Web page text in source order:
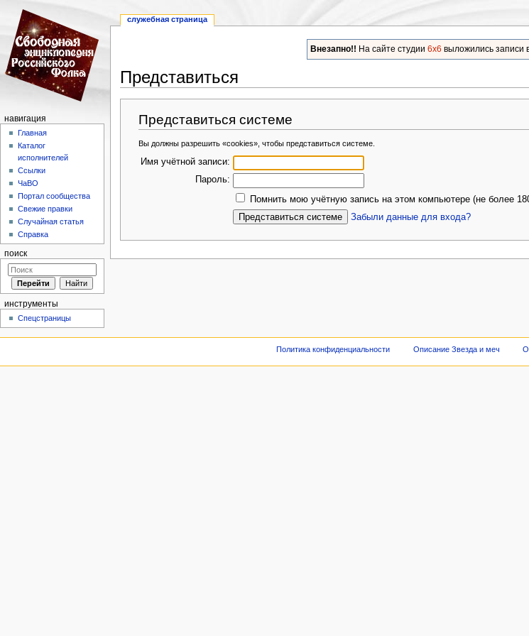
Внезапно!! На сайте студии 6x6 выложились записи
Представиться
Представиться системе
Вы должны разрешить «cookies», чтобы представиться системе.
Имя учётной записи:
Пароль:
Помнить мою учётную запись на этом компьютере (не более
Забыли данные для входа?
служебная страница
навигация
Главная
Каталог
исполнителей
Ссылки
ЧаВО
Портал сообщества
Свежие правки
Случайная статья
Справка
поиск
инструменты
Спецстраницы
Политика конфиденциальности Описание Звезда и меч